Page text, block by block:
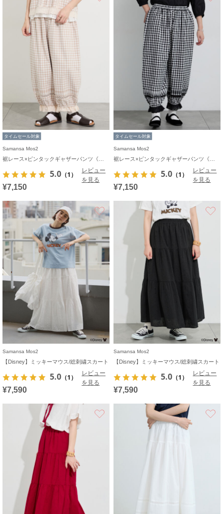
タイムセール対象
Samansa Mos2
5.0 （1）
レビュー
を見る
¥7,150
タイムセール対象
Samansa Mos2
5.0 （1）
レビュー
を見る
¥7,150
お気に入り
Samansa Mos2
【Disney】ミッキーマウス/総刺繍スカート
5.0 （1）
レビュー
を見る
¥7,590
Samansa Mos2
【Disney】ミッキーマウス/総刺繍スカート
5.0 （1）
レビュー
を見る
¥7,590